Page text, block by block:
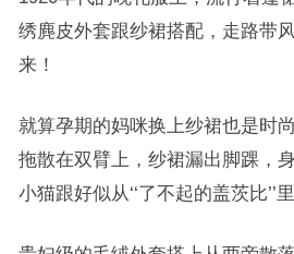
绣麂皮外套跟纱裙搭配，走路带
来！
就算孕期的妈咪换上纱裙也是时
拖散在双臂上，纱裙漏出脚踝，
小猫跟好似从‘‘了不起的盖茨比’’